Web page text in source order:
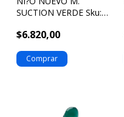
SUCTION VERDE Sku:
$6.820,00